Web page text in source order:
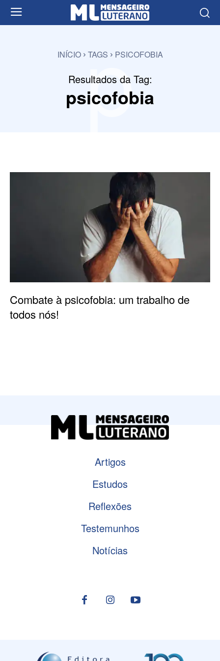
INÍCIO TAGS PSICOFOBIA
Resultados da Tag:
psicofobia
p
Combate à psicofobia: um trabalho de
todos nós!
Artigos
Estudos
Reflexões
Testemunhos
Notícias